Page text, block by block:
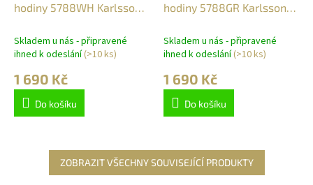
hodiny 5788WH Karlsson
Skladem u nás - připravené
ihned k odeslání(>10 ks)
1 690 Kč
Do košíku
hodiny 5788GR Karlsson
Skladem u nás - připravené
ihned k odeslání(>10 ks)
1 690 Kč
Do košíku
ZOBRAZIT VŠECHNY SOUVISEJÍCÍ PRODUKTY